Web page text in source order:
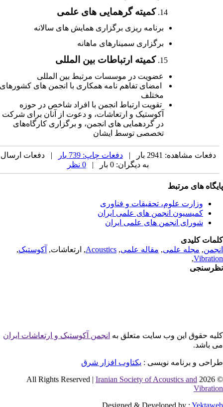
کمیته گرهمایی های علمی
برنامه ریزی برگزاری همایش های سالانه
برگزاری سمینارهای ماهانه
کمیته ارتباطات بین المللی
عضویت در موسسات مرتبط بین المللی
امضای تفاهم نامه همکاری با انجمن های کشورهای
مختلف
تقویت ارتباط انجمن با افراد شاخص در حوزه
آکوستیک و ارتعاشات، و دعوت از آنان برای
شرکت
در گردهمایی های انجمن، و برگزاری کارگاه‌های
تخصصی توسط ایشان
دفعات مشاهده: 2941 بار | دفعات چاپ: 739 بار
| دفعات ارسال
به دیگران: 0 بار |
های مرتبط
وزارت علوم، تحقیقات و فناوری
کمیسیون انجمن های علمی ایران
شورای انجمن های علمی ایران
کلیدی
,مجله علمی, مقاله علمی,
Acoustics, ارتعاشات,آکوستیک,
,
حقوق این وب سایت متعلق بهانجمن آکوستیک و ارتعاشات ایران
باشد.
و برنامه نویسی : یکتاوب افزار شرق
©
Iranian Society of Acoustics and
Designed & Developed by :